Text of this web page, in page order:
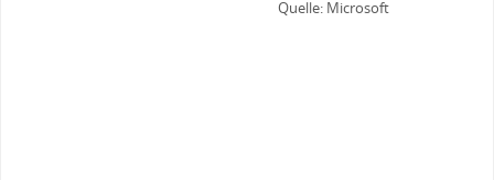
Quelle: Microsoft